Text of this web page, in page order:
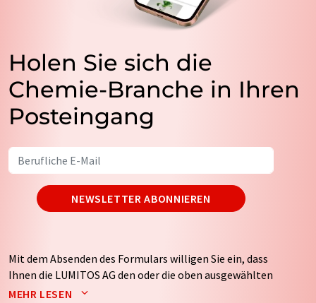
Holen Sie sich die
Chemie-Branche in Ihren
Posteingang
NEWSLETTER ABONNIEREN
Mit dem Absenden des Formulars willigen Sie ein, dass
Ihnen die LUMITOS AG den oder die oben ausgewählten
Newsletter per E-Mail zusendet. Ihre Daten werden
MEHR LESEN